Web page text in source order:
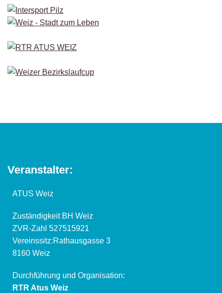
Veranstalter:
ATUS Weiz
Zuständigkeit BH Weiz
ZVR-Zahl 527515921
Vereinssitz:Rathausgasse 3
8160 Weiz
Durchführung und Organisation:
RTR Atus Weiz